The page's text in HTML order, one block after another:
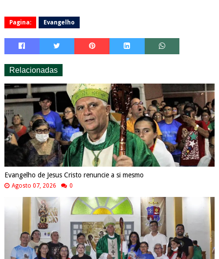
Pagina: Evangelho
Relacionadas
Evangelho de Jesus Cristo renuncie a si mesmo
Agosto 07, 2026 0